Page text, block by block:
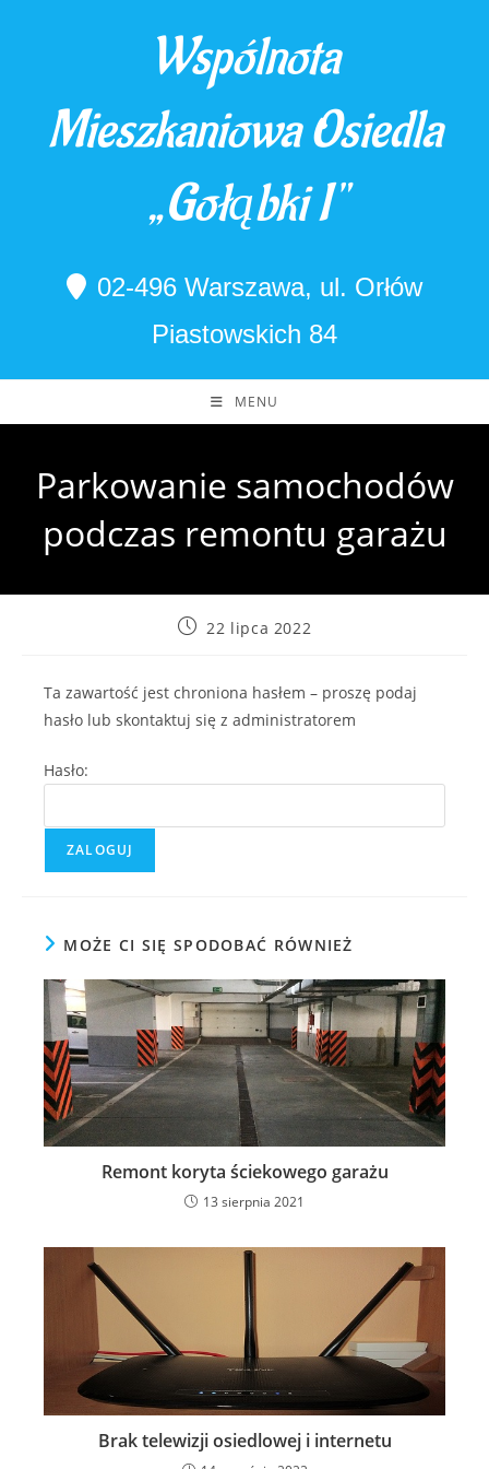
Wspólnota
Mieszkaniowa Osiedla
„Gołąbki I"
02-496 Warszawa, ul. Orłów
Piastowskich 84
MENU
Parkowanie samochodów
podczas remontu garażu
Post22 lipca 2022
Ta zawartość jest chroniona hasłem – proszę podaj
hasło lub skontaktuj się z administratorem
Hasło:
MOŻE CI SIĘ SPODOBAĆ RÓWNIEŻ
Remont koryta ściekowego garażu
13 sierpnia 2021
Brak telewizji osiedlowej i internetu